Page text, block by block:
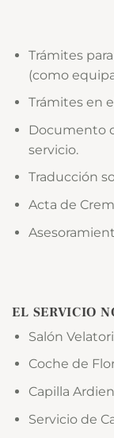
Trámites
(como
Trámites en
Documento
servicio.
Traducción
Acta de
EL SERVICIO
Salón
Coche de
Capilla
Servicio de